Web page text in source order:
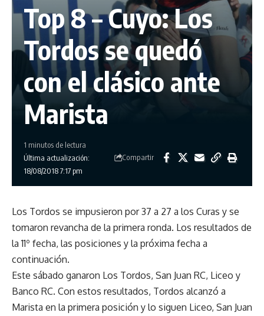
Top 8 – Cuyo: Los
Tordos se quedó
con el clásico ante
Marista
Última actualización:
18/08/2018 7:17 pm
1 minutos de lectura
Compartir
Los Tordos se impusieron por 37 a 27 a los Curas y se
tomaron revancha de la primera ronda. Los resultados de
la 11º fecha, las posiciones y la próxima fecha a
continuación.
Este sábado ganaron Los Tordos, San Juan RC, Liceo y
Banco RC. Con estos resultados, Tordos alcanzó a
Marista en la primera posición y lo siguen Liceo, San Juan